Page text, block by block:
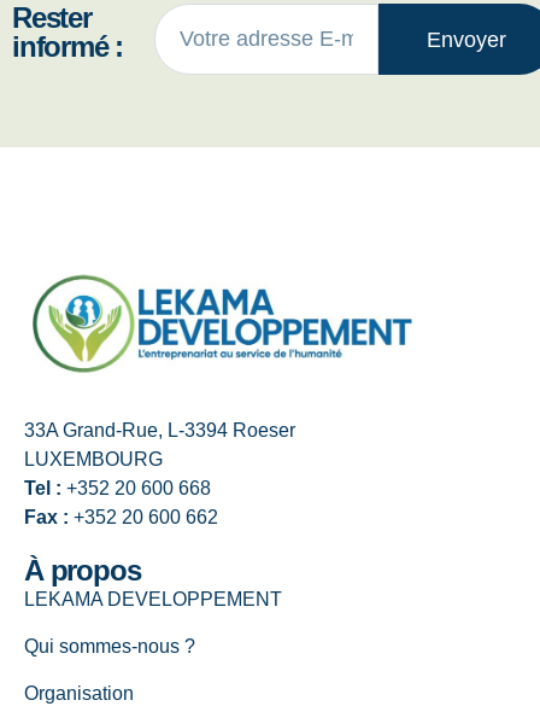
Rester
informé :
Envoyer
33A Grand-Rue, L-3394 Roeser
LUXEMBOURG
Tel : +352 20 600 668
Fax : +352 20 600 662
À propos
LEKAMA DEVELOPPEMENT
Qui sommes-nous ?
Organisation